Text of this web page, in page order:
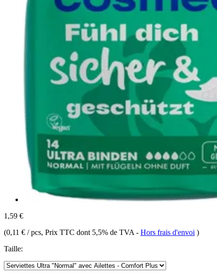
1,59 €
(0,11 € / pcs, Prix TTC dont 5,5% de TVA - Hors frais d'envoi )
Taille: